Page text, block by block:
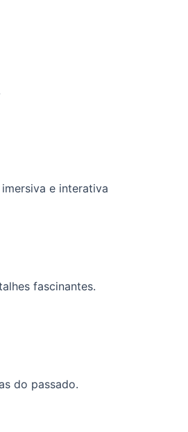
e interativa
fascinantes.
do passado.